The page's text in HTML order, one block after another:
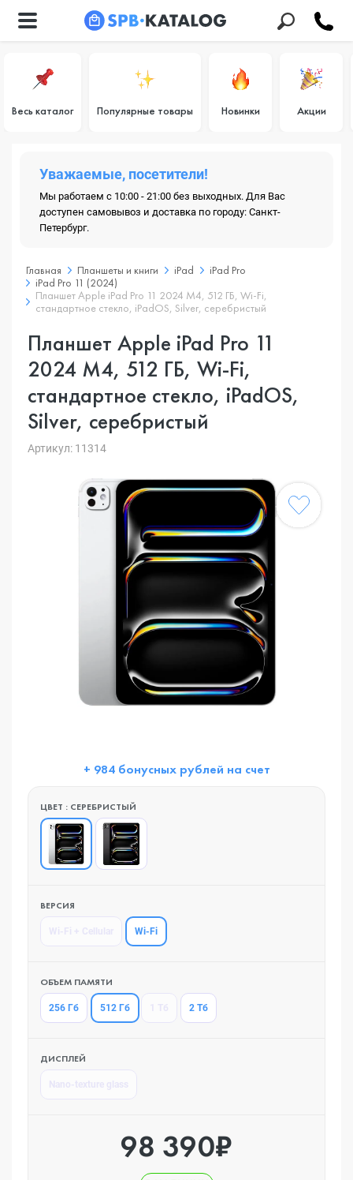
Весь каталог Популярные товары Новинки Акции
Уважаемые, посетители!
Мы работаем с 10:00 - 21:00 без выходных. Для Вас
доступен самовывоз и доставка по городу: Санкт-
Петербург.
Главная Планшеты и книги iPad
iPad Pro
iPad Pro 11 (2024)
Планшет Apple iPad Pro 11 2024 M4, 512 ГБ, Wi-Fi,
стандартное стекло, iPadOS, Silver, серебристый
Планшет Apple iPad Pro 11
2024 M4, 512 ГБ, Wi-Fi,
стандартное стекло, iPadOS,
Silver, серебристый
Артикул: 11314
+ 984 бонусных рублей на счет
ЦВЕТ : СЕРЕБРИСТЫЙ
ВЕРСИЯ
Wi-Fi
ОБЪЕМ ПАМЯТИ
256 Гб 512 Гб 2 Тб
ДИСПЛЕЙ
98 390₽